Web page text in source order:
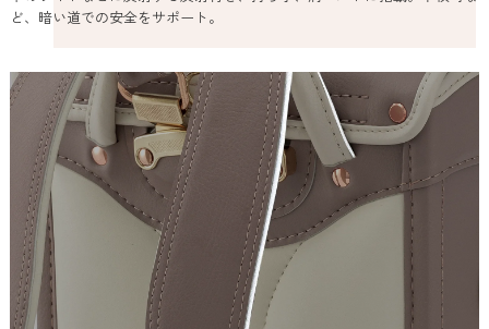
ど、暗い道での安全をサポート。